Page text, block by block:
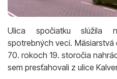
Ulica spočiatku slúžila
spotrebných vecí.
70. rokoch 19. storočia
sem presťahovali z ulice